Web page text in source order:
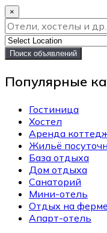
×
Поиск объявлений
Популярные
Гостиница
Хостел
Аренда
Жильё
База отдыха
Дом отдыха
Санаторий
Мини-отель
Отдых на ферме
Апарт-отель